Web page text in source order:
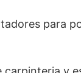
para